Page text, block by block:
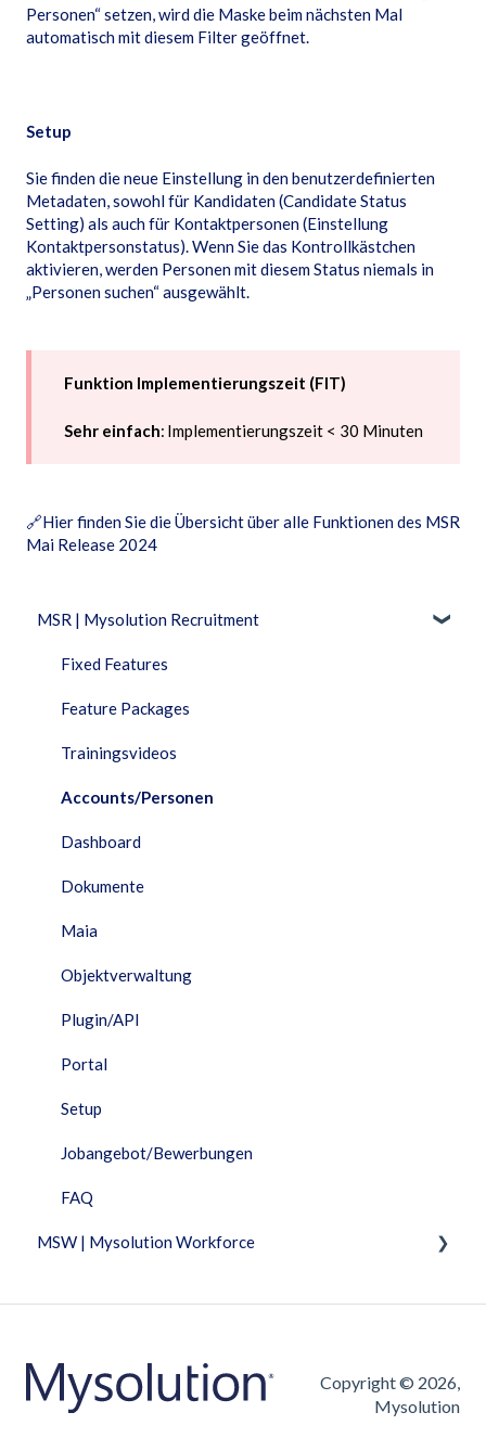
Personen“ setzen, wird die Maske beim nächsten Mal
automatisch mit diesem Filter geöffnet.
Setup
Sie finden die neue Einstellung in den benutzerdefinierten
Metadaten, sowohl für Kandidaten (Candidate Status
Setting) als auch für Kontaktpersonen (Einstellung
Kontaktpersonstatus). Wenn Sie das Kontrollkästchen
aktivieren, werden Personen mit diesem Status niemals in
„Personen suchen“ ausgewählt.
Funktion Implementierungszeit (FIT)
Sehr einfach: Implementierungszeit < 30 Minuten
🔗Hier finden Sie die Übersicht über alle Funktionen des MSR
Mai Release 2024
MSR | Mysolution Recruitment
Fixed Features
Feature Packages
Trainingsvideos
Accounts/Personen
Dashboard
Dokumente
Maia
Objektverwaltung
Plugin/API
Portal
Setup
Jobangebot/Bewerbungen
FAQ
MSW | Mysolution Workforce
Arbeitszeittabelle
Copyright © 2026,
Mysolution